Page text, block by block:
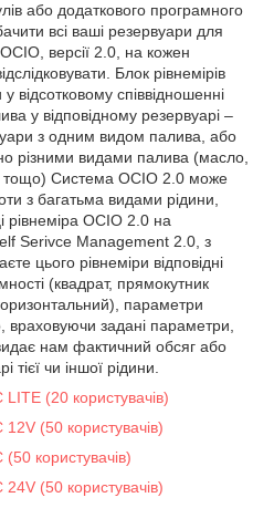
або додаткового програмного
всі ваші резервуари для
версії 2.0, на кожен
Блок рівнемірів
відсотковому співвідношенні
у відповідному резервуарі –
з одним видом палива, або
різними видами палива (масло,
тощо) Система OCIO 2.0 може
з багатьма видами рідини,
рівнеміра OCIO 2.0 на
Serivce Management 2.0, з
цього рівнеміри відповідні
(квадрат, прямокутник
параметри
враховуючи задані параметри,
нам фактичний обсяг або
тієї чи іншої рідини.
(20 користувачів)
(50 користувачів)
користувачів)
(50 користувачів)